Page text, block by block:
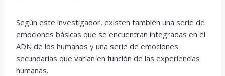
Según este investigador, existen también una serie de
emociones básicas que se encuentran integradas en el
ADN de los humanos y una serie de emociones
secundarias que varían en función de las experiencias
humanas.